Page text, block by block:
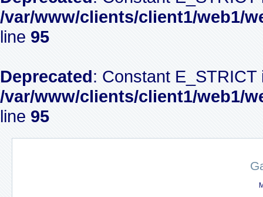
/var/www/clients/client1/web1/
line 95
Deprecated: Constant
/var/www/clients/client1/web1/
line 95